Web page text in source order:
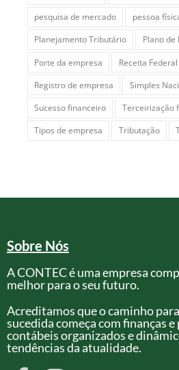
pesquisa de mercado
pessoa
Planejamento Tributário
Plano de
Porte da empresa
Receita Federal
Registro de empresa
Simples
Sucesso financeiro
Terceirização
Tipos de empresa
Tributação
Sobre Nós
A CONTEC é uma empresa
melhor para o seu futuro.
Acreditamos que o caminho
sucedida começa com finanças
contábeis organizados e
tendências da atualidade.